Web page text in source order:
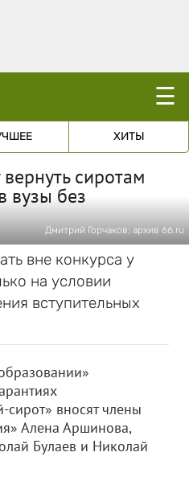
☰
ХИТЫ
сиротам
вузы без
Дмитрий Горчаков; архив 66.ru
вне конкурса у
на условии
вступительных
вносят члены
Алена Аршинова,
Булаев и Николай